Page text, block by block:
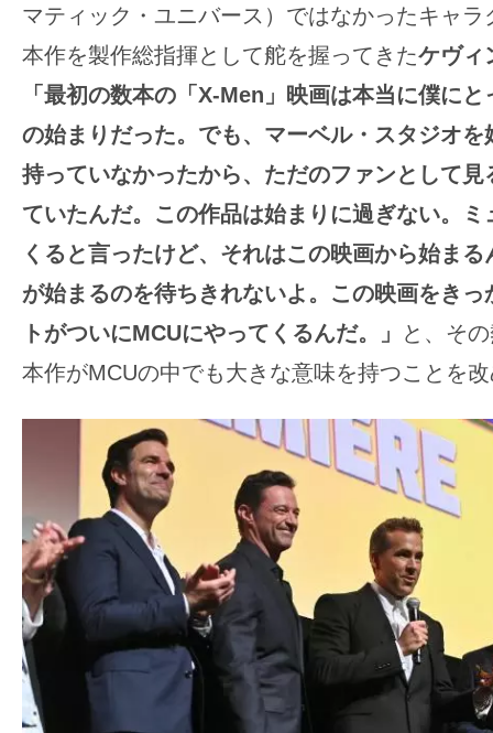
マティック・ユニバース）ではなかったキャ
本作を製作総指揮として舵を握ってきたケヴィ
「最初の数本の「X-Men」映画は本当に僕に
の始まりだった。でも、マーベル・スタジオを
持っていなかったから、ただのファンとして見
ていたんだ。この作品は始まりに過ぎない。ミ
くると言ったけど、それはこの映画から始ま
が始まるのを待ちきれないよ。この映画をき
トがついにMCUにやってくるんだ。」
と、そ
本作がMCUの中でも大きな意味を持つことを